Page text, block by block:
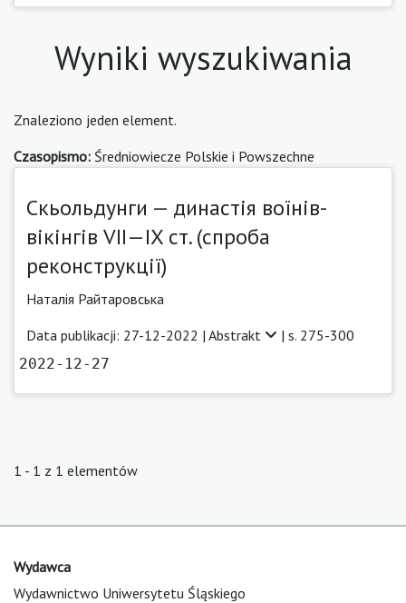
Wyniki wyszukiwania
Znaleziono jeden element.
Czasopismo: Średniowiecze Polskie i Powszechne
Скьольдунги — династія воїнів-
вікінгів VII—ІX ст. (спроба
реконструкції)
Наталія Райтаровська
Data publikacji: 27-12-2022 | Abstrakt | s. 275-300
2022-12-27
1 - 1 z 1 elementów
Wydawca
Wydawnictwo Uniwersytetu Śląskiego